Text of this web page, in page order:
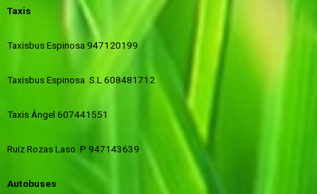
Taxis
Taxisbus Espinosa 947120199
Taxisbus Espinosa S.L 608481712
Taxis Ángel 607441551
Ruiz Rozas Laso. P 947143639
Autobuses